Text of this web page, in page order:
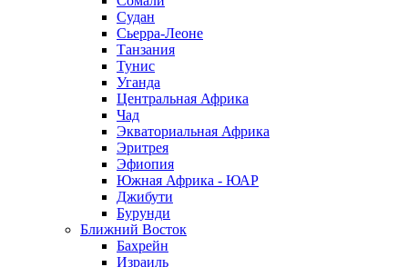
Судан
Сьерра-Леоне
Танзания
Тунис
Уганда
Центральная Африка
Чад
Экваториальная Африка
Эритрея
Эфиопия
Южная Африка - ЮАР
Джибути
Бурунди
Ближний Восток
Бахрейн
Израиль